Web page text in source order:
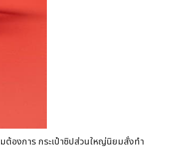
ต้องการ กระเป๋าซิปส่วนใหญ่นิยมสั่งทำ